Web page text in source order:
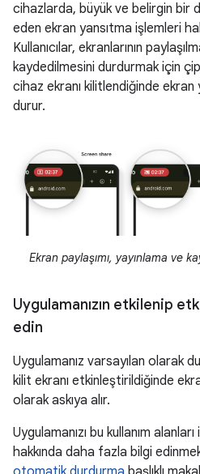
cihazlarda, büyük ve belirgin bir
eden ekran yansıtma işlemleri
Kullanıcılar, ekranlarının
kaydedilmesini durdurmak için
cihaz ekranı kilitlendiğinde
durur.
Ekran paylaşımı, yayınlama ve
Uygulamanızın etkilenip
edin
Uygulamanız varsayılan olarak
kilit ekranı etkinleştirildiğinde
olarak askıya alır.
Uygulamanızı bu kullanım
hakkında daha fazla bilgi